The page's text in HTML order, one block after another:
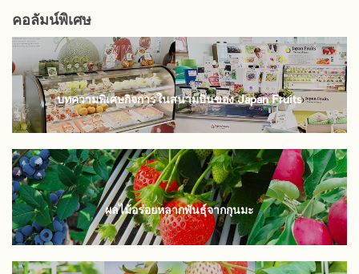
คอลัมน์พิเศษ
บทความพิเศษกิจการในสนามบินของ Japan Fruits
ผลไม้อร่อยหลากพันธุ์จากกุนมะ